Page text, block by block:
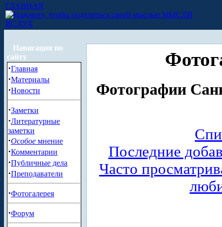
ГЛАВНАЯ
МЫСЛИ
ВСЛУХ
Навигация по
сайту
·Главная
·Материалы
·Новости
·Заметки
·Литературные
заметки
·Особое мнение
·Комментарии
·Публичные дела
·Преподаватели
·Фотогалерея
·Форум
Фотографии
Последние
Часто